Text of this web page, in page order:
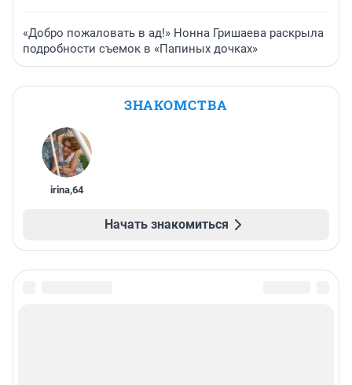
«Добро пожаловать в ад!» Нонна Гришаева раскрыла
подробности съемок в «Папиных дочках»
ЗНАКОМСТВА
irina,64
Начать знакомиться